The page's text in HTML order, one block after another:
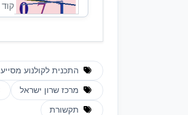
התכנית לקולנוע מסייע
מרכז שרון ישראל
תקשורת